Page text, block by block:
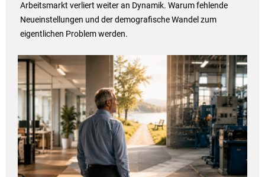
Arbeitsmarkt verliert weiter an Dynamik. Warum fehlende
Neueinstellungen und der demografische Wandel zum
eigentlichen Problem werden.